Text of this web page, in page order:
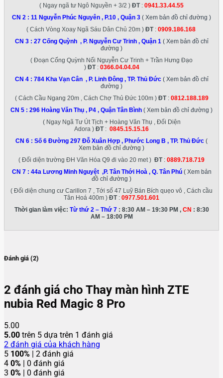
( Ngay ngã tư Ngô Nguyền + 3/2 ) ĐT: 0941.33.44.55
CN 2 : 11 Nguyễn Phúc Nguyên , P.10 , Quận 3 ( Xem bản đồ chỉ đường )
( Cách Vòng Xoay Ngã Sáu Dân Chủ 20m ) ĐT: 0909.186.168
CN 3 : 27 Cống Quỳnh , P. Nguyễn Cư Trinh , Quận 1 ( Xem bản đồ chỉ
đường )
( Đoạn Cống Quỳnh Nối Nguyễn Cư Trinh + Trần Hưng Đạo
) ĐT: 0366.04.04.04
CN 4 : 784 Kha Vạn Cân , P. Linh Đông , TP. Thủ Đức( Xem bản đồ chỉ
đường )
( Cách Cầu Ngang 20m , Cách Chợ Thủ Đức 100m ) ĐT: 0812.188.189
CN 5 : 296 Hoàng Văn Thụ , P4 , Quận Tân Bình ( Xem bản đồ chỉ đường )
( Ngay Ngã Tư Út Tịch + Hoàng Văn Thụ , Đối Diện
Adora ) ĐT: 0845.15.15.16
CN 6 : Số 6 Đường 297 Đỗ Xuân Hợp , Phước Long B , TP. Thủ Đức (
Xem bản đồ chỉ đường )
( Đối diện trường ĐH Văn Hóa Q9 đi vào 20 met ) ĐT: 0889.718.719
CN 7 : 44a Lương Minh Nguyệt ,P. Tân Thới Hoà , Q. Tân Phú ( Xem bản
đồ chỉ đường )
( Đối diện chung cư Carillon 7 , Tới số 47 Luỹ Bán Bích quẹo vô , Cách cầu
Tân Hoá 400m ) ĐT: 0977.501.601
Thời gian làm việc: Từ thứ 2 – Thứ 7: 8:30 AM – 19:30 PM , CN : 8:30
AM – 18:00 PM
Đánh giá (2)
2 đánh giá cho Thay màn hình ZTE
nubia Red Magic 8 Pro
5.00
5.00 trên 5 dựa trên 1 đánh giá
2 đánh giá của khách hàng
5 100% | 2 đánh giá
4 0% | 0 đánh giá
3 0% | 0 đánh giá